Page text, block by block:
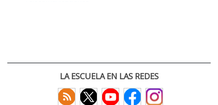
LA ESCUELA EN LAS REDES